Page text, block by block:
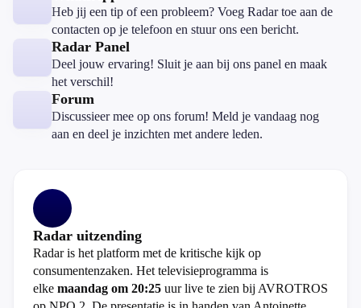
Heb jij een tip of een probleem? Voeg Radar toe aan de
contacten op je telefoon en stuur ons een bericht.
Radar Panel
Deel jouw ervaring! Sluit je aan bij ons panel en maak
het verschil!
Forum
Discussieer mee op ons forum! Meld je vandaag nog
aan en deel je inzichten met andere leden.
Radar uitzending
Radar is het platform met de kritische kijk op
consumentenzaken. Het televisieprogramma is
elke maandag om 20:25 uur live te zien bij AVROTROS